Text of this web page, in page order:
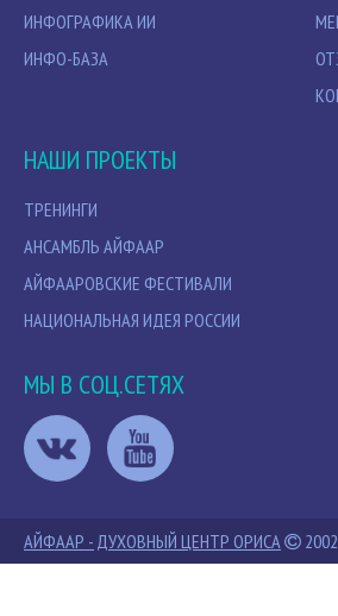
ИНФОГРАФИКА ИИ
ИНФО-БАЗА
НАШИ ПРОЕКТЫ
ТРЕНИНГИ
АНСАМБЛЬ АЙФААР
АЙФААРОВСКИЕ ФЕСТИВАЛИ
НАЦИОНАЛЬНАЯ ИДЕЯ РОССИИ
МЫ В СОЦ.СЕТЯХ
АЙФААР - ДУХОВНЫЙ ЦЕНТР ОРИСА